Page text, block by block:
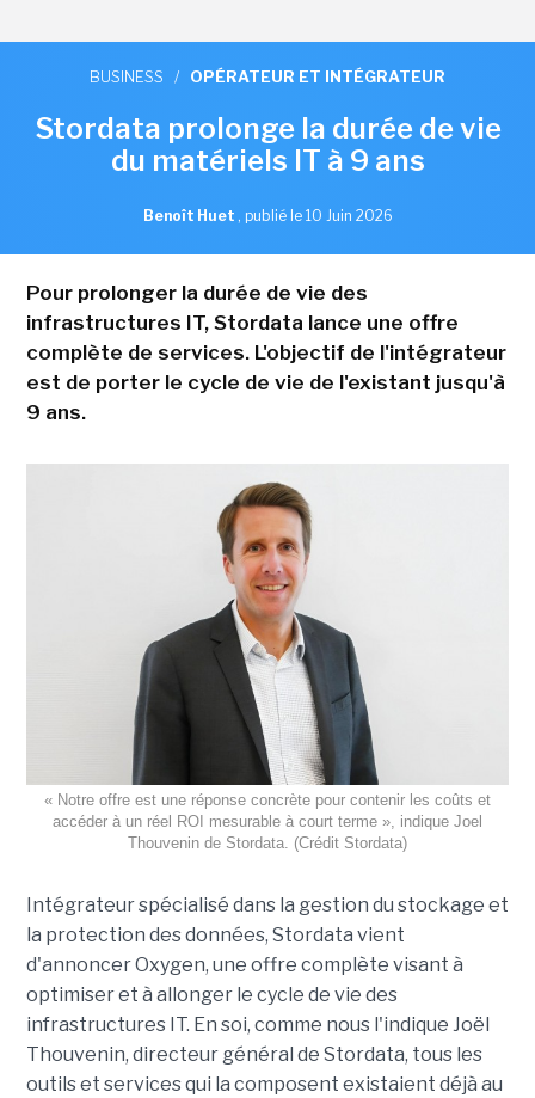
BUSINESS / OPÉRATEUR ET INTÉGRATEUR
Stordata prolonge la durée de vie
du matériels IT à 9 ans
Benoît Huet , publié le 10 Juin 2026
Pour prolonger la durée de vie des
infrastructures IT, Stordata lance une offre
complète de services. L'objectif de l'intégrateur
est de porter le cycle de vie de l'existant jusqu'à
9 ans.
« Notre offre est une réponse concrète pour contenir les coûts et
accéder à un réel ROI mesurable à court terme », indique Joel
Thouvenin de Stordata. (Crédit Stordata)
Intégrateur spécialisé dans la gestion du stockage et
la protection des données, Stordata vient
d'annoncer Oxygen, une offre complète visant à
optimiser et à allonger le cycle de vie des
infrastructures IT. En soi, comme nous l'indique Joël
Thouvenin, directeur général de Stordata, tous les
outils et services qui la composent existaient déjà au